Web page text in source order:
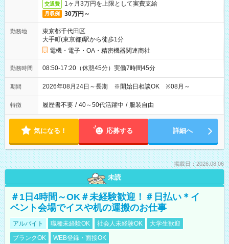
交通費 1ヶ月3万円を上限として実費支給
月収例 30万円～
勤務地
東京都千代田区
大手町(東京都)駅から徒歩1分
電機・電子・OA・精密機器関連商社
勤務時間 08:50-17:20（休憩45分）実働7時間45分
期間 2026年08月24日～長期 ※開始日相談OK ※08月～
特徴 履歴書不要 / 40～50代活躍中 / 服装自由
気になる！ 応募する 詳細へ
掲載日：2026.08.06
未読
＃1日4時間～OK＃未経験歓迎！＃日払い＊イ
ベント会場でイスや机の運搬のお仕事
アルバイト 職種未経験OK 社会人未経験OK
大学生歓迎
ブランクOK
WEB登録・面接OK